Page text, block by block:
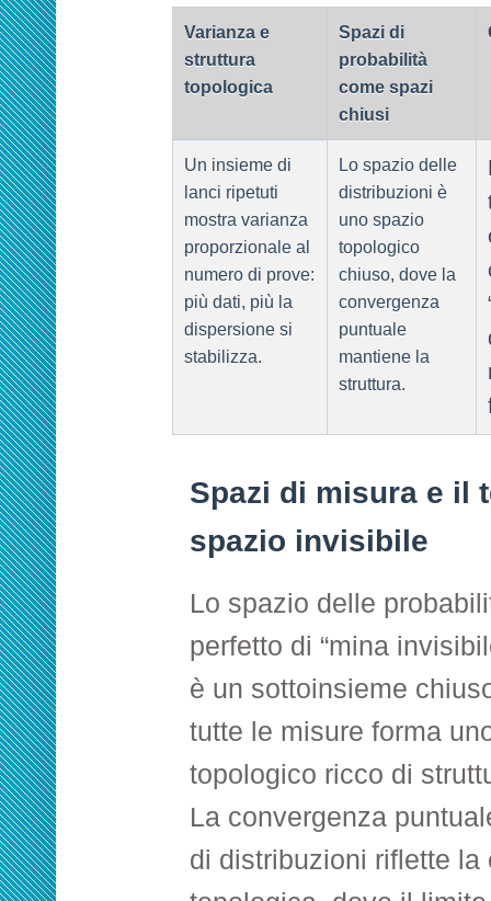
Varianza e
struttura
topologica
Spazi di
probabilità
come spazi
chiusi
Un insieme di
lanci ripetuti
mostra varianza
proporzionale al
numero di prove:
più dati, più la
dispersione si
stabilizza.
Lo spazio delle
distribuzioni è
uno spazio
topologico
chiuso, dove la
convergenza
puntuale
mantiene la
struttura.
Spazi di misura e il
spazio invisibile
Lo spazio delle
perfetto di “mina
è un sottoinsieme
tutte le misure forma
topologico ricco di
La convergenza
di distribuzioni riflette la